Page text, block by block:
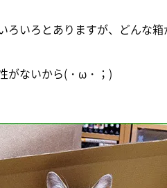
ろいろとありますが、どんな
がないから(・ω・；)